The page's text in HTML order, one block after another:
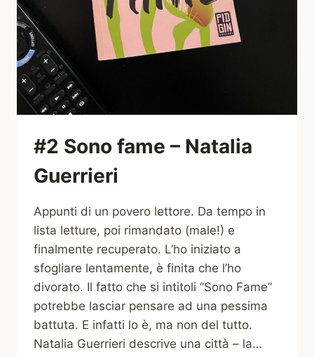
#2 Sono fame – Natalia
Guerrieri
Appunti di un povero lettore. Da tempo in
lista letture, poi rimandato (male!) e
finalmente recuperato. L’ho iniziato a
sfogliare lentamente, è finita che l’ho
divorato. Il fatto che si intitoli “Sono Fame”
potrebbe lasciar pensare ad una pessima
battuta. E infatti lo è, ma non del tutto.
Natalia Guerrieri descrive una città – la…